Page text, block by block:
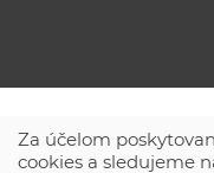
Za účelom
cookies a sledujeme